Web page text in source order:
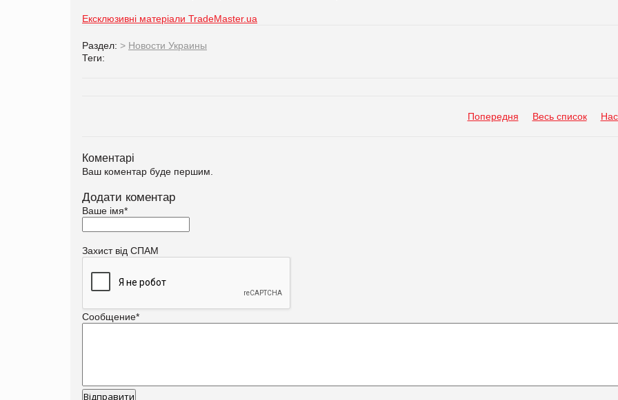
Ексклюзивні матеріали TradeMaster.ua
Раздел: > Новости Украины
Теги:
Попередня Весь список
Коментарі
Ваш коментар буде першим.
Додати коментар
Ваше імя*
Захист від СПАМ
Сообщение*